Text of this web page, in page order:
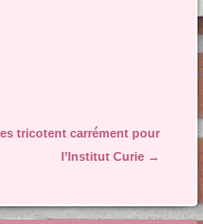
tricotent carrément pour
l’Institut Curie →